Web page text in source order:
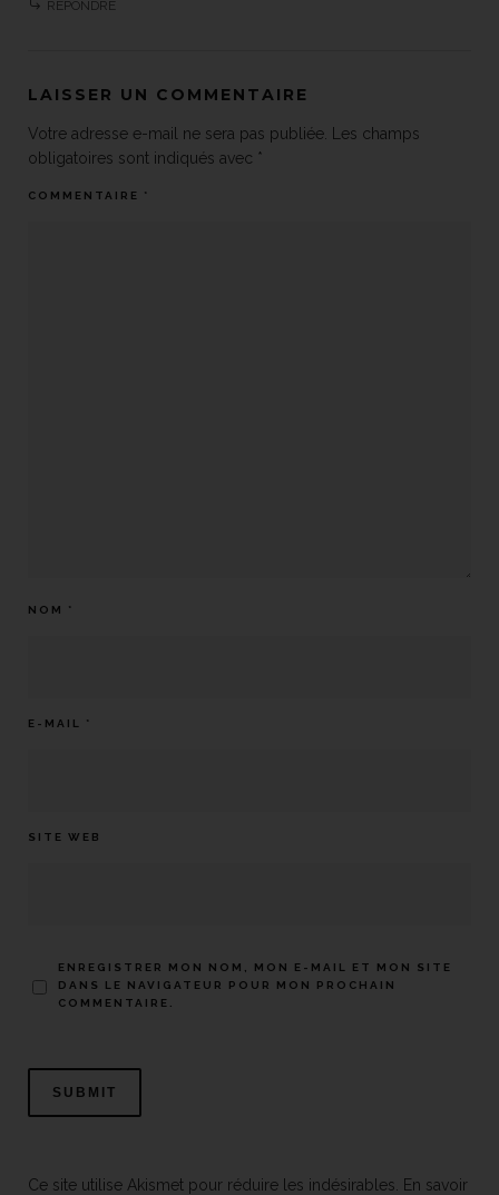
RÉPONDRE
LAISSER UN COMMENTAIRE
Votre adresse e-mail ne sera pas publiée.
Les champs
obligatoires sont indiqués avec *
COMMENTAIRE *
NOM *
E-MAIL *
SITE WEB
ENREGISTRER MON NOM, MON E-MAIL ET MON SITE
DANS LE NAVIGATEUR POUR MON PROCHAIN
COMMENTAIRE.
Ce site utilise Akismet pour réduire les indésirables. En savoir